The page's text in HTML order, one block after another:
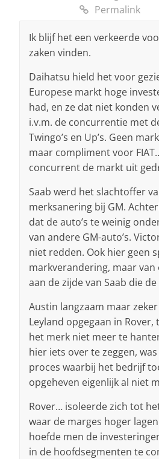
Permalink
Ik blijf het een verkeerde
zaken vinden.
Daihatsu hield het voor
Europese markt hoge
had, en ze dat niet konden
i.v.m. de concurrentie met
Twingo’s en Up’s. Geen
maar compliment voor
concurrent de markt uit
Saab werd het slachtoffer
merksanering bij GM.
dat de auto’s te weinig
van andere GM-auto’s.
niet redden. Ook hier geen
markverandering, maar
aan de zijde van Saab die
Austin langzaam maar
Leyland opgegaan in
het merk niet meer te
hier iets over te zeggen,
proces waarbij het bedrijf
opgeheven eigenlijk al niet
Rover… isoleerde zich tot
waar de marges hoger
hoefde men de
in de hoofdsegmenten te